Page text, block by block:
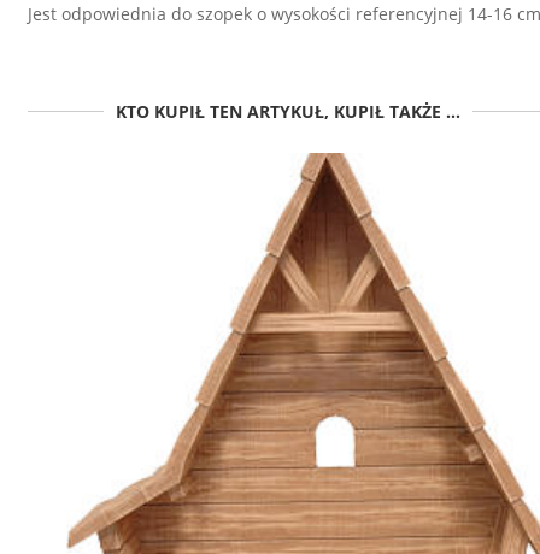
Jest odpowiednia do szopek o wysokości referencyjnej 14-16
KTO KUPIŁ TEN ARTYKUŁ, KUPIŁ TAKŻE ...